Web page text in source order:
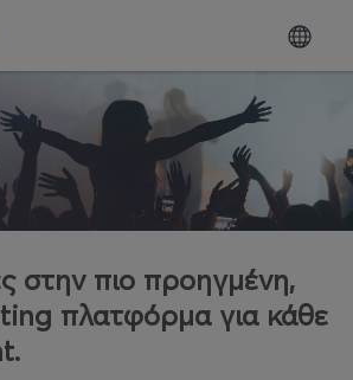
στην πιο προηγμένη,
πλατφόρμα για κάθε